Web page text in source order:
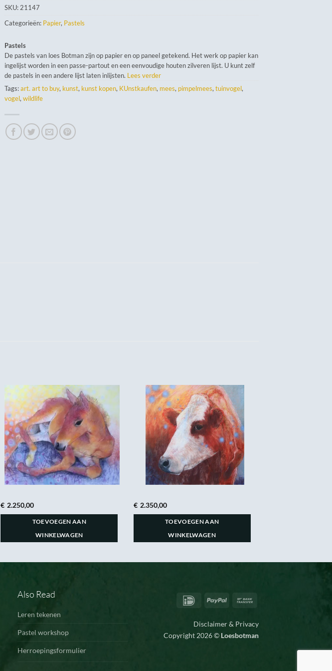
SKU:21147
Categorieën: Papier, Pastels
Pastels
De pastels van loes Botman zijn op papier en op paneel getekend. Het werk op papier kan
ingelijst worden in een passe-partout en een eenvoudige houten zilveren lijst. U kunt zelf
de pastels in een andere lijst laten inlijsten. Lees verder
Tags:art. art to buy, kunst, kunst kopen, KUnstkaufen, mees, pimpelmees, tuinvogel,
vogel, wildlife
€ 2.250,00
TOEVOEGEN AAN
WINKELWAGEN
€ 2.350,00
TOEVOEGEN AAN
WINKELWAGEN
Also Read
Leren tekenen
Pastel workshop
Herroepingsformulier
IDeal PayPal
Disclaimer & Privacy
Copyright 2026 © Loesbotman